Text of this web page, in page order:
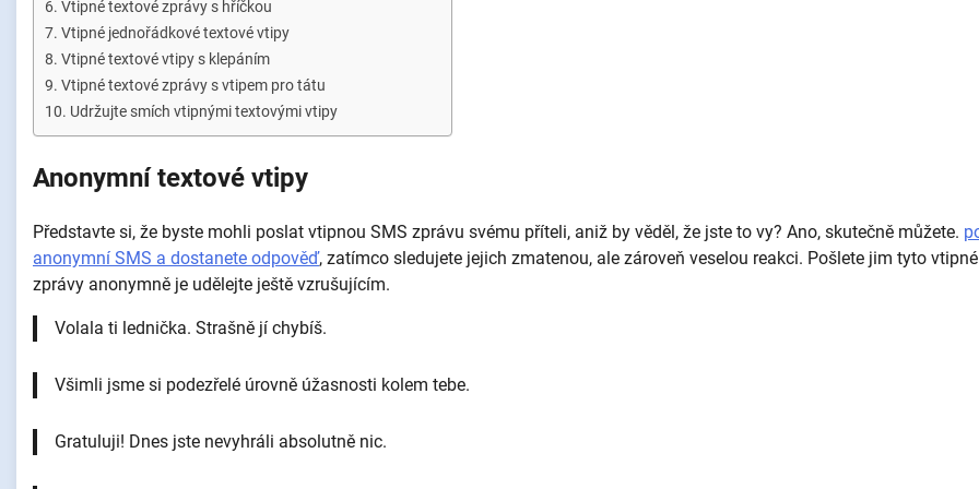
Vtipné textové zprávy s hříčkou
Vtipné jednořádkové textové vtipy
Vtipné textové vtipy s klepáním
Vtipné textové zprávy s vtipem pro tátu
Udržujte smích vtipnými textovými vtipy
Anonymní textové vtipy
Představte si, že byste mohli poslat vtipnou SMS zprávu svému příteli, aniž by věděl, že jste to vy? Ano, skutečně můžete.
anonymní SMS a dostanete odpověď, zatímco sledujete jejich zmatenou, ale zároveň veselou reakci. Pošlete jim tyto vtipné
zprávy anonymně je udělejte ještě vzrušujícím.
Volala ti lednička. Strašně jí chybíš.
Všimli jsme si podezřelé úrovně úžasnosti kolem tebe.
Gratuluji! Dnes jste nevyhráli absolutně nic.